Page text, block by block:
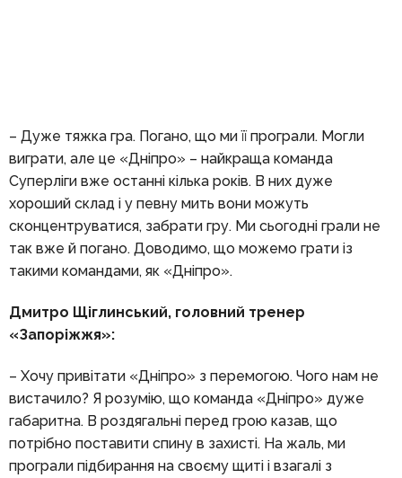
– Дуже тяжка гра. Погано, що ми її програли. Могли
виграти, але це «Дніпро» – найкраща команда
Суперліги вже останні кілька років. В них дуже
хороший склад і у певну мить вони можуть
сконцентруватися, забрати гру. Ми сьогодні грали не
так вже й погано. Доводимо, що можемо грати із
такими командами, як «Дніпро».
Дмитро Щіглинський, головний тренер
«Запоріжжя»:
– Хочу привітати «Дніпро» з перемогою. Чого нам не
вистачило? Я розумію, що команда «Дніпро» дуже
габаритна. В роздягальні перед грою казав, що
потрібно поставити спину в захисті. На жаль, ми
програли підбирання на своєму щиті і взагалі з